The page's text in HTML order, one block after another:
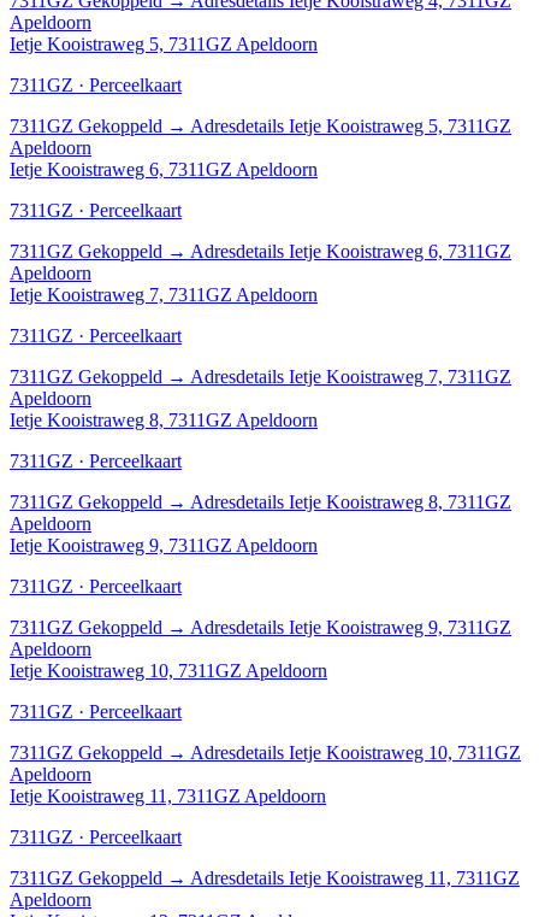
Apeldoorn
Ietje Kooistraweg 5, 7311GZ Apeldoorn
7311GZ · Perceelkaart
7311GZ Gekoppeld → Adresdetails Ietje Kooistraweg 5, 7311GZ
Apeldoorn
Ietje Kooistraweg 6, 7311GZ Apeldoorn
7311GZ · Perceelkaart
7311GZ Gekoppeld → Adresdetails Ietje Kooistraweg 6, 7311GZ
Apeldoorn
Ietje Kooistraweg 7, 7311GZ Apeldoorn
7311GZ · Perceelkaart
7311GZ Gekoppeld → Adresdetails Ietje Kooistraweg 7, 7311GZ
Apeldoorn
Ietje Kooistraweg 8, 7311GZ Apeldoorn
7311GZ · Perceelkaart
7311GZ Gekoppeld → Adresdetails Ietje Kooistraweg 8, 7311GZ
Apeldoorn
Ietje Kooistraweg 9, 7311GZ Apeldoorn
7311GZ · Perceelkaart
7311GZ Gekoppeld → Adresdetails Ietje Kooistraweg 9, 7311GZ
Apeldoorn
Ietje Kooistraweg 10, 7311GZ Apeldoorn
7311GZ · Perceelkaart
7311GZ Gekoppeld → Adresdetails Ietje Kooistraweg 10, 7311GZ
Apeldoorn
Ietje Kooistraweg 11, 7311GZ Apeldoorn
7311GZ · Perceelkaart
7311GZ Gekoppeld → Adresdetails Ietje Kooistraweg 11, 7311GZ
Apeldoorn